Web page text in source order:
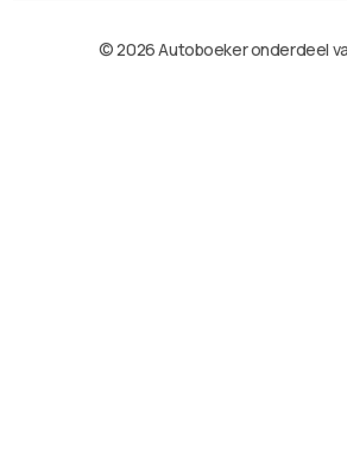
© 2026 Autoboeker onderdeel